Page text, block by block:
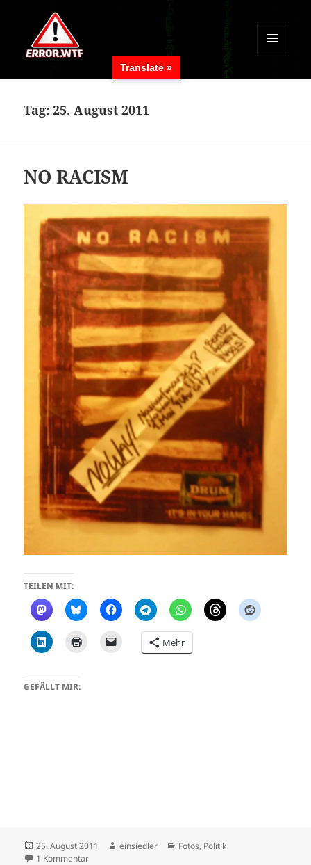
MENÜ
WIDGETS
Tag:25. August 2011
NO RACISM
TEILEN MIT:
Mehr
GEFÄLLT MIR:
Veröffentlicht
am
25. August 2011 Autor
einsiedler Kategorien
Fotos, Politik
1 Kommentarzu NO RACISM
Translate »